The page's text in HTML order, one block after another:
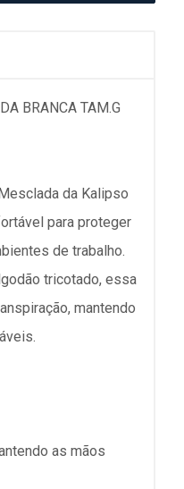
BRANCA TAM.G
da Kalipso
para proteger
de trabalho.
tricotado, essa
mantendo
as mãos